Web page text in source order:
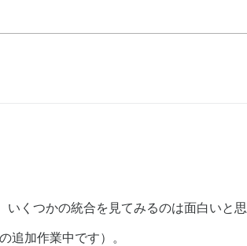
いくつかの統合を見てみるのは面白いと
追加作業中です）。